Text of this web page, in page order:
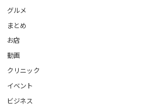
グルメ
まとめ
お店
動画
クリニック
イベント
ビジネス